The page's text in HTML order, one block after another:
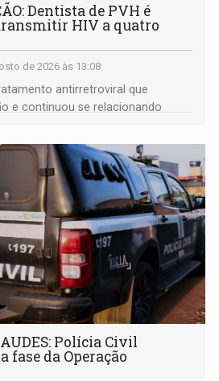
Dentista de PVH é
HIV a quatro
de 2026 às 13:08
antirretroviral que
e continuou se relacionando
Polícia Civil
fase da Operação